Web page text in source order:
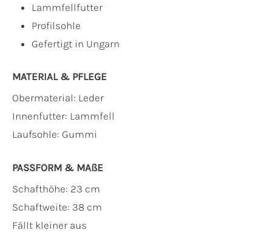
Lammfellfutter
Profilsohle
Gefertigt in Ungarn
MATERIAL & PFLEGE
Obermaterial: Leder
Innenfutter: Lammfell
Laufsohle: Gummi
PASSFORM & MAẞE
Schafthöhe: 23 cm
Schaftweite: 38 cm
Fällt kleiner aus